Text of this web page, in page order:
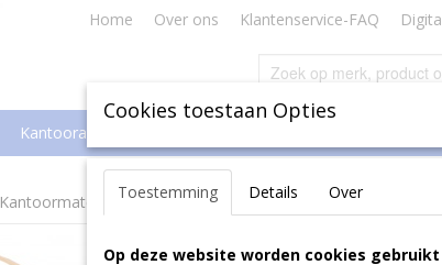
Home Over ons Klantenservice-FAQ
Kantoorartikelen
Kantoormateriaal >Elastieken> 5 Star elastieken 1,5 mm x
Cookies toestaan Opties
Toestemming Details Over
Op deze website worden cookies gebruikt